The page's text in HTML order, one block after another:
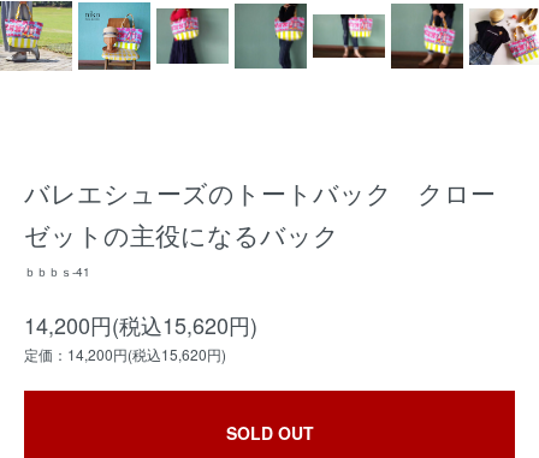
バレエシューズのトートバック クロー
ゼットの主役になるバック
ｂｂｂｓ-41
14,200円(税込15,620円)
定価：14,200円(税込15,620円)
SOLD OUT